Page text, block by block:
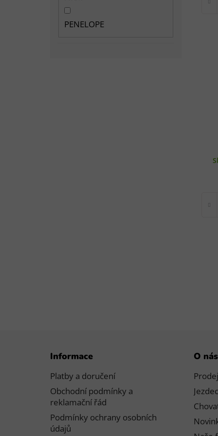
PENELOPE
Informace
Platby a doručení
Obchodní podmínky a
reklamační řád
Podmínky ochrany osobních
údajů
O nás